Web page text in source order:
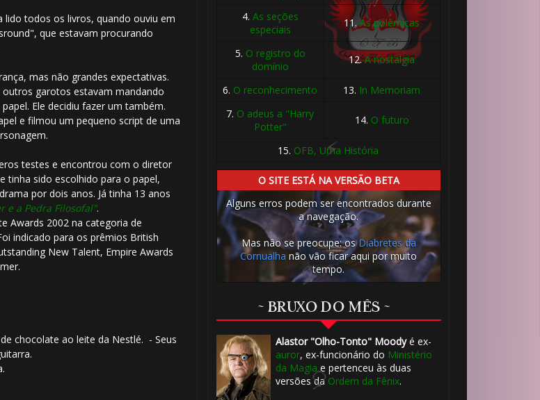
todos os livros, quando ouviu em
que estavam procurando
mas não grandes expectativas.
garotos estavam mandando
Ele decidiu fazer um também.
e filmou um pequeno script de uma
testes e encontrou com o diretor
tinha sido escolhido para o papel,
por dois anos. Já tinha 13 anos
e a Pedra Filosofal".
Awards 2002 na categoria de
indicado para os prêmios British
New Talent, Empire Awards
chocolate ao leite da Nestlé. - Seus
4. As seções
especiais
11.As polêmicas
5. O registro do
domínio
12.A nostalgia
6. O reconhecimento 13. In Memoriam
7. O adeus a "Harry
Potter"
14. O futuro
15. OFB, Uma História
O SITE ESTÁ NA VERSÃO BETA
Alguns erros podem ser encontrados durante
a navegação.
Mas não se preocupe: osDiabretes da
Cornualha não vão ficar aqui por muito
tempo.
~ BRUXO DO MÊS ~
Alastor "Olho-Tonto" Moodyé ex-
auror, ex-funcionário do Ministério
da Magiae pertenceu às duas
versões da Ordem da Fênix.
1️⃣ 8️⃣
🎂
🎈
⚡
⚡
⚡